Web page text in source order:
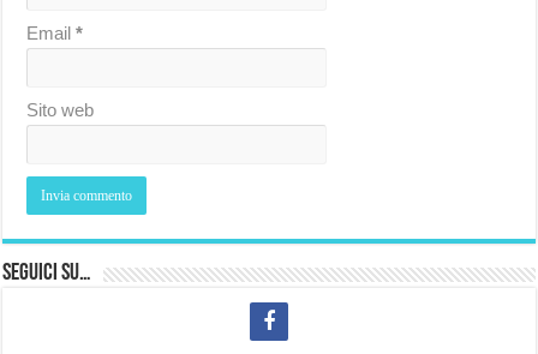
Email*
Sito web
Seguici su…